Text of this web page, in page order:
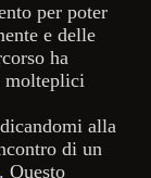
per poter
e delle
ha
molteplici
alla
di un
. Questo